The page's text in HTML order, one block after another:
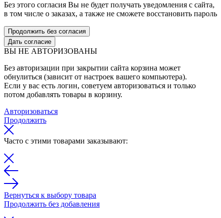
Без этого согласия Вы не будет получать уведомления с сайта,
в том числе о заказах, а также не сможете восстановить пароль
Продолжить без согласия
Дать согласие
ВЫ НЕ АВТОРИЗОВАНЫ
Без авторизации при закрытии сайта корзина может
обнулиться (зависит от настроек вашего компьютера).
Если у вас есть логин, советуем авторизоваться и только
потом добавлять товары в корзину.
Авторизоваться
Продолжить
Часто с этими товарами заказывают:
Вернуться к выбору товара
Продолжить без добавления